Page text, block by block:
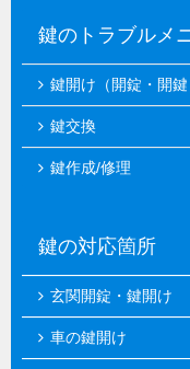
鍵のトラブルメ
鍵開け（開錠・開鍵
鍵交換
鍵作成/修理
鍵の対応箇所
玄関開錠・鍵開け
車の鍵開け